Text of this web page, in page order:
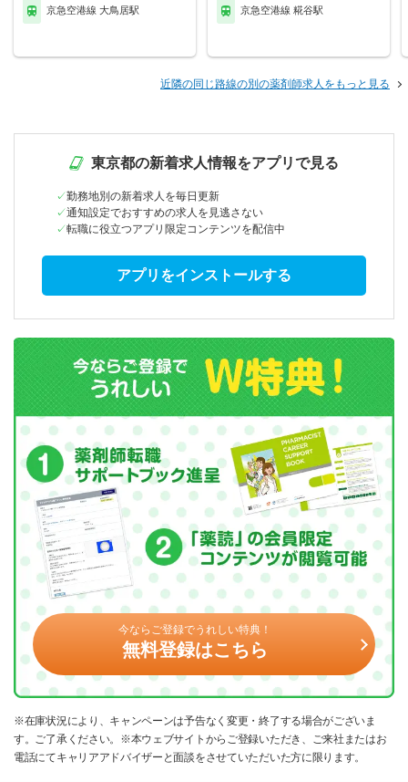
京急空港線 大鳥居駅 京急空港線 糀谷駅
近隣の同じ路線の別の薬剤師求人をもっと見る
東京都の新着求人情報をアプリで見る
勤務地別の新着求人を毎日更新
通知設定でおすすめの求人を見逃さない
転職に役立つアプリ限定コンテンツを配信中
アプリをインストールする
今ならご登録でうれしい特典！
無料登録はこちら
※在庫状況により、キャンペーンは予告なく変更・終了する場合がございま
す。ご了承ください。※本ウェブサイトからご登録いただき、ご来社またはお
電話にてキャリアアドバイザーと面談をさせていただいた方に限ります。